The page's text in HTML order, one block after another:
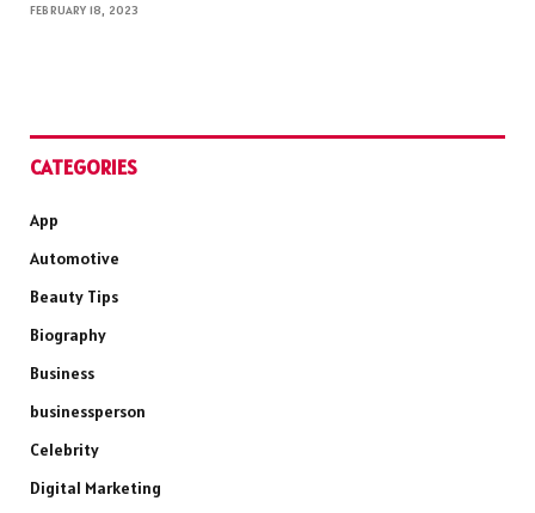
FEBRUARY 18, 2023
CATEGORIES
App
Automotive
Beauty Tips
Biography
Business
businessperson
Celebrity
Digital Marketing